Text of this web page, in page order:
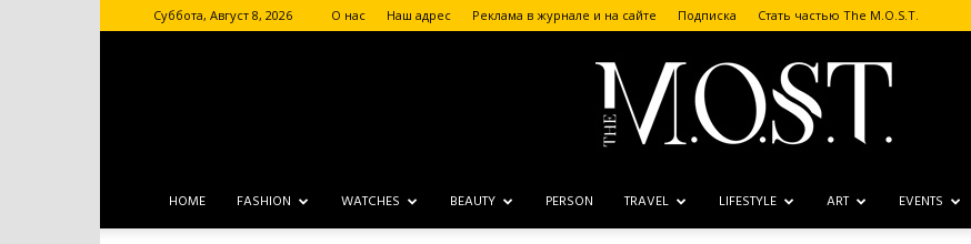
Суббота, Август 8, 2026 О нас Наш адрес Реклама в журнале и на сайте Подписка Стать частью The M.O.S.T.
The
HOME FASHION WATCHES BEAUTY PERSON TRAVEL LIFESTYLE ART EVENTS